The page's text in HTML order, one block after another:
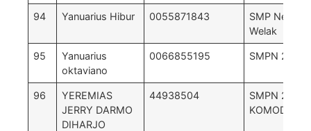
94 Yanuarius Hibur 0055871843
SMP Negeri
Welak
95
Yanuarius
oktaviano
0066855195 SMPN 2
96
YEREMIAS
JERRY DARMO
DIHARJO
44938504
SMPN 2
KOMODO